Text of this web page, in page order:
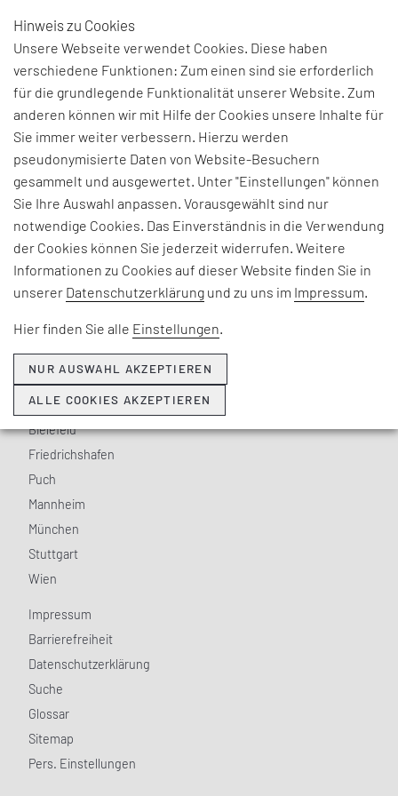
EFESO Management Consultants
Infanteriestraße 11
D-80797 München
Tel: +49 89 1215 90-0
Fax: +49 89 1215 90-10
kontakt.dach@efeso.com
EFESO
Berlin
Bielefeld
Friedrichshafen
Puch
Mannheim
München
Stuttgart
Wien
Impressum
Barrierefreiheit
Datenschutzerklärung
Suche
Glossar
Sitemap
Pers. Einstellungen
Hinweis zu Cookies
Unsere Webseite verwendet Cookies. Diese haben
verschiedene Funktionen: Zum einen sind sie erforderlich
für die grundlegende Funktionalität unserer Website. Zum
anderen können wir mit Hilfe der Cookies unsere Inhalte für
Sie immer weiter verbessern. Hierzu werden
pseudonymisierte Daten von Website-Besuchern
gesammelt und ausgewertet. Unter "Einstellungen" können
Sie Ihre Auswahl anpassen. Vorausgewählt sind nur
notwendige Cookies. Das Einverständnis in die Verwendung
der Cookies können Sie jederzeit widerrufen. Weitere
Informationen zu Cookies auf dieser Website finden Sie in
unserer Datenschutzerklärung und zu uns im Impressum.
Hier finden Sie alle Einstellungen.
NUR AUSWAHL AKZEPTIEREN
ALLE COOKIES AKZEPTIEREN